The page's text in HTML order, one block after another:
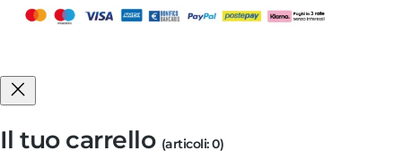
Il tuo carrello (articoli: 0)